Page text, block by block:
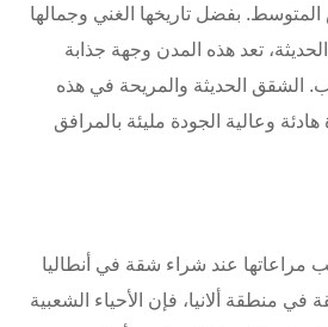
بفضل تاريخها الغني وجمالها
تعد هذه المدن وجهة جذابة
الشقق الحديثة والمريحة في هذه
هادئة وعالية الجودة مليئة بالمرافق
مراعاتها عند شراء شقة في أنطاليا
منطقة ألانيا، فإن الأحياء الشعبية